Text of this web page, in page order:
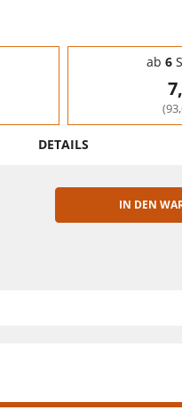
ab 6
DETAILS
IN DEN